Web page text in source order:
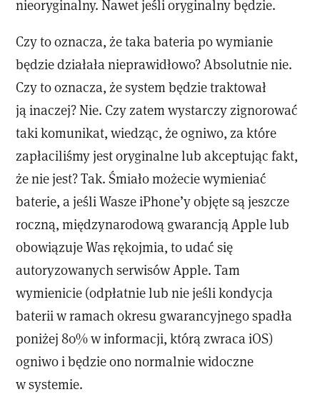
nieoryginalny. Nawet jeśli oryginalny będzie.
Czy to oznacza, że taka bateria po wymianie
będzie działała nieprawidłowo? Absolutnie nie.
Czy to oznacza, że system będzie traktował
ją inaczej? Nie. Czy zatem wystarczy zignorować
taki komunikat, wiedząc, że ogniwo, za które
zapłaciliśmy jest oryginalne lub akceptując fakt,
że nie jest? Tak. Śmiało możecie wymieniać
baterie, a jeśli Wasze iPhone’y objęte są jeszcze
roczną, międzynarodową gwarancją Apple lub
obowiązuje Was rękojmia, to udać się
autoryzowanych serwisów Apple. Tam
wymienicie (odpłatnie lub nie jeśli kondycja
baterii w ramach okresu gwarancyjnego spadła
poniżej 80% w informacji, którą zwraca iOS)
ogniwo i będzie ono normalnie widoczne
w systemie.